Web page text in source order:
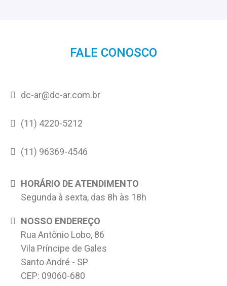
FALE CONOSCO
dc-ar@dc-ar.com.br
(11) 4220-5212
(11) 96369-4546
HORÁRIO DE ATENDIMENTO
Segunda à sexta, das 8h às 18h
NOSSO ENDEREÇO
Rua Antônio Lobo, 86
Vila Príncipe de Gales
Santo André - SP
CEP: 09060-680